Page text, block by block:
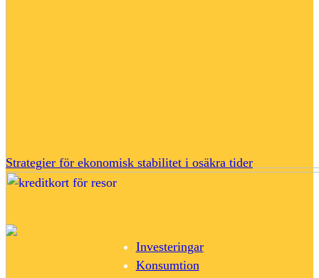
Strategier för ekonomisk stabilitet i osäkra tider
Investeringar
Konsumtion